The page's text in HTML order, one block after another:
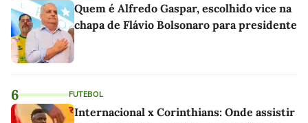
Quem é Alfredo Gaspar, escolhido vice na
chapa de Flávio Bolsonaro para presidente
6 FUTEBOL
Internacional x Corinthians: Onde assistir